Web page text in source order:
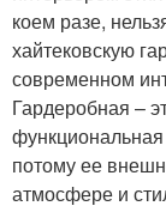
коем разе,
хайтековскую
современном
Гардеробная –
потому ее
атмосфере и